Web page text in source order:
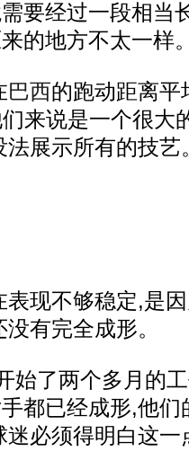
要经过一段相当
的地方不太一样
巴西的跑动距离平
来说是一个很大
展示所有的技艺
现不够稳定,是因
有完全成形。
了两个多月的工
都已经成形,他们
必须得明白这一